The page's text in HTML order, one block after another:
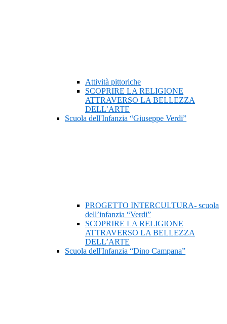
Attività pittoriche
SCOPRIRE LA RELIGIONE
ATTRAVERSO LA BELLEZZA
DELL’ARTE
Scuola dell'Infanzia “Giuseppe Verdi”
PROGETTO INTERCULTURA- scuola
dell’infanzia “Verdi”
SCOPRIRE LA RELIGIONE
ATTRAVERSO LA BELLEZZA
DELL’ARTE
Scuola dell'Infanzia “Dino Campana”